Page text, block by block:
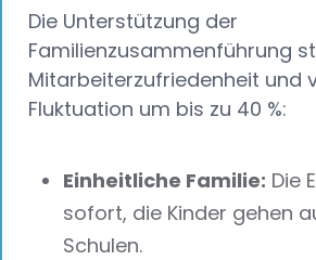
Die Unterstützung der
Familienzusammenführung
Mitarbeiterzufriedenheit und
Fluktuation um bis zu 40 %:
Einheitliche Familie: Die
sofort, die Kinder gehen
Schulen.